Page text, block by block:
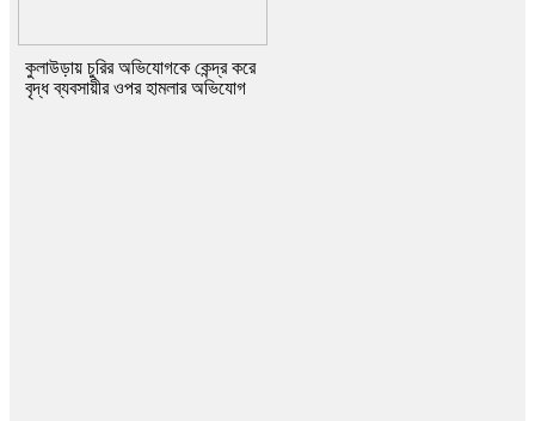
কুলাউড়ায় চুরির অভিযোগকে কেন্দ্র করে
বৃদ্ধ ব্যবসায়ীর ওপর হামলার অভিযোগ